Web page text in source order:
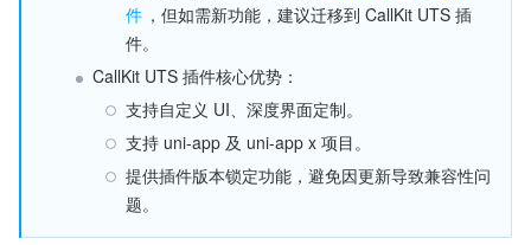
件 ，但如需新功能，建议迁移到 CallKit UTS 插
件。
​​CallKit UTS 插件核心优势：​​
支持自定义 UI、深度界面定制。
支持 uni-app 及 uni-app x 项目。
提供插件版本锁定功能，避免因更新导致兼容性问
题。